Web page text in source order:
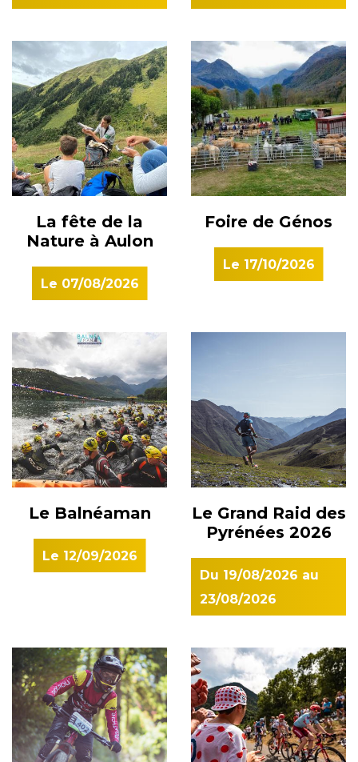
La fête de la
Nature à Aulon
Le 07/08/2026
Foire de Génos
Le 17/10/2026
Le Balnéaman
Le 12/09/2026
Le Grand Raid des
Pyrénées 2026
Du 19/08/2026 au
23/08/2026